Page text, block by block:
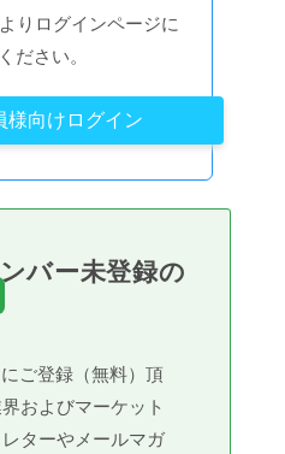
りログインページに
ださい。
様向けログイン
バー未登録の
ご登録（無料）頂
およびマーケット
ターやメールマガ